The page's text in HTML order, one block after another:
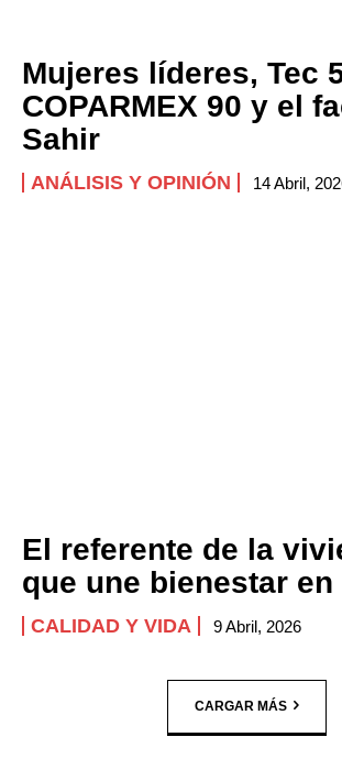
Mujeres líderes, Tec
COPARMEX 90 y el
Sahir
ANÁLISIS Y OPINIÓN 14 Abril,
El referente de la
que une bienestar
CALIDAD Y VIDA 9 Abril, 2026
CARGAR MÁS